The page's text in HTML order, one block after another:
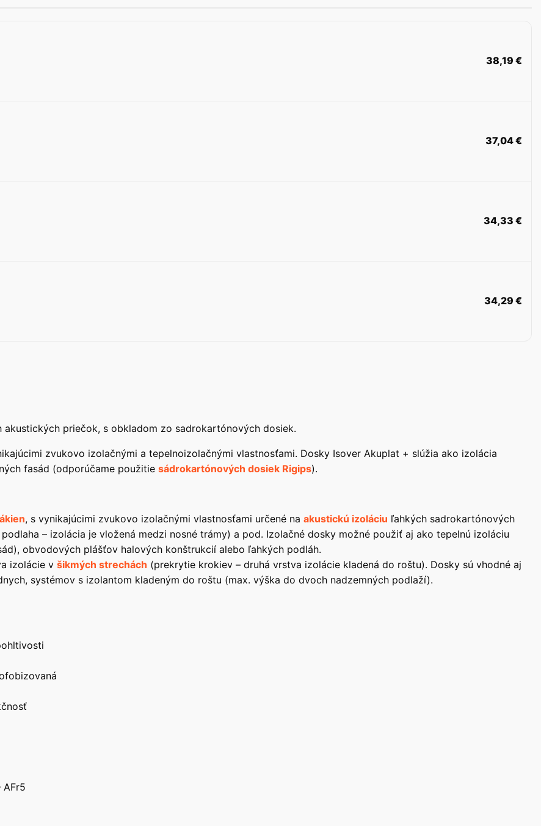
38,19 €
37,04€
34,33 €
34,29 €
priečok, s obkladom zo sadrokartónových dosiek.
zvukovo izolačnými a tepelnoizolačnými vlastnosťami. Dosky Isover Akuplat + slúžia ako izolácia
fasád (odporúčame použitie sádrokartónových dosiek Rigips).
, s vynikajúcimi zvukovo izolačnými vlastnosťami určené na akustickú izoláciu ľahkých sadrokartónových
– izolácia je vložená medzi nosné trámy) a pod. Izolačné dosky možné použiť aj ako tepelnú izoláciu
obvodových plášťov halových konštrukcií alebo ľahkých podláh.
izolácie v šikmých strechách (prekrytie krokiev – druhá vrstva izolácie kladená do roštu). Dosky sú vhodné aj
systémov s izolantom kladeným do roštu (max. výška do dvoch nadzemných podlaží).
AFr5